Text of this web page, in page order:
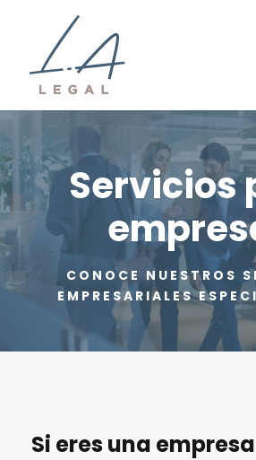
Servicios
CONOCE NUESTROS
EMPRESARIALES
Si eres una